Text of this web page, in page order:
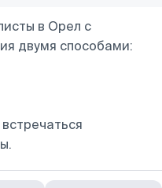
в Орел с
двумя способами: